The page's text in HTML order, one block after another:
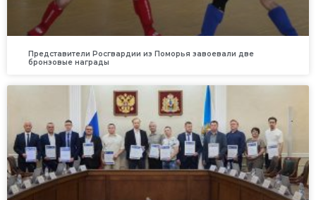
Представители Росгвардии из Поморья завоевали две
бронзовые награды